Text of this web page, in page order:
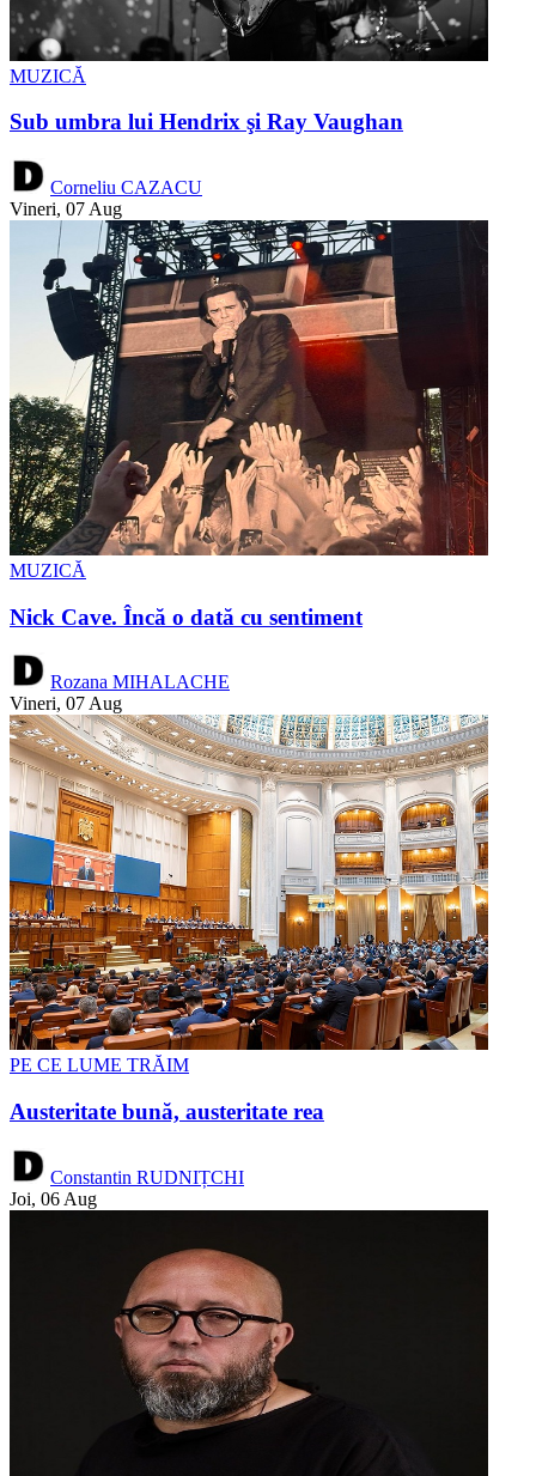
MUZICĂ
Sub umbra lui Hendrix şi Ray Vaughan
Corneliu CAZACU
Vineri, 07 Aug
MUZICĂ
Nick Cave. Încă o dată cu sentiment
Rozana MIHALACHE
Vineri, 07 Aug
PE CE LUME TRĂIM
Austeritate bună, austeritate rea
Constantin RUDNIȚCHI
Joi, 06 Aug